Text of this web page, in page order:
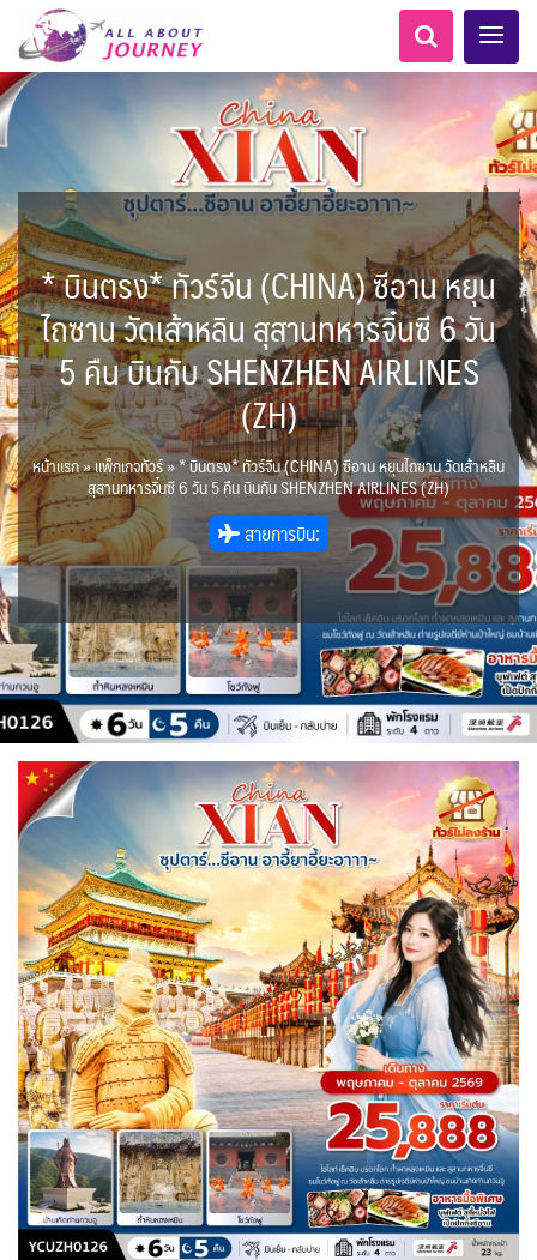
เอเชียกลาง 6 LKA ศรีลังกา 0
AFG อัฟกานิสถาน 0
LKA ศรีลังกา + BGD บังคลา
ศ
0
BTN ภูฏาน 2
BRN บรูไน 0
KHM กัมพูชา 0 จีน 282
HKG ฮ่องกง - มาเก๊า 10 IND อินเดีย 21
IDN อินโดนีเซีย IRN อิหร่าน 0
IRQ อิรัก 0 ISR อิสราเอล 0
JPN ญี่ปุ่น 71 JOR จอร์แดน 4
KAZ คาซัคสถาน 19 KGZ คีร์กีซสถาน 4
KORS เกาหลีใต้ 2 LAO ลาว 0
LBN เลบานอน 0 MYS มาเลเซีย 0
MDV มัลดีฟส์ 0 MNG มองโกเลีย 2
MMR เมียนมาร์ 5 NPL เนปาล 0
OMN โอมาน PAK ปากีสถาน 8
PHL ฟิลิปปินส์ 1 SAU ซาอุดิอาระเบีย 1
SGP สิงคโปร์ 4
SYR ซีเรีย 0 TWN ไต้หวัน 9
TJK ทาจิกิสถาน 1 TKM เติร์กเมนิสถาน 1
ARE ดูไบ, UAE 0 UZB อุซเบกิสถาน 4
ตะวันออกกลาง 0 YEM เยเมน 0
VNM เวียดนาม 31
จอร์แดน - อียิปต์ 4
MNE มอนเตเนโกร 1 แอลเบเนีย - Albania 0
Balkan บอลข่าน 1
สวิตเซอร์แลนด์ เยอรมนี
ฝรั่งเศส
1
ล่าแสงเหนือ-ใต้ 11 Baltic บอลติก 4
ยุโรปตะวันออก 12 ยุโรปราคาถูก
ออสเตรีย - Austria 3
AZE อาเซอร์ไบจาน BIH บอสเนีย & เฮอร์เซโกวีนา
1
BLR เบลารุส 0 BEL เบลเยี่ยม 0
HRV โครเอเชีย 3 CYP ไซปรัส 0
CZE เช็ก 0
DNK เดนมาร์ก 2 FIN ฟินแลนด์ 3
FRO หมู่เกาะแฟโร 2 FRA ฝรั่งเศส 1
GEO จอร์เจีย DEU เยอรมนี
GRC กรีซ GRL กรีนแลนด์ 3
ISL ไอซ์แลนด์
ITA อิตาลี 9 MDA มอลโดวา 0
MLT มอลต้า 1
NLD เนเธอร์แลนด์ 0 NOR นอร์เวย์ 3
POL โปแลนด์ 3 PRT โปรตุเกส 3
RUS รัสเซีย 3 สแกนดิเนเวีย 7
ESP สเปน 4
SVN สโลวิเนีย 2 CHE สวิตเซอร์แลนด์ 8
TUR ตุรเคีย 13 UKR ยูเครน 0
UK อังกฤษ+สหราชอาณาจักร
8
เบลเยี่ยม เนเธอร์แลนด์ ลักเซม บัลแกเรีย โรมาเนีย 2
อเมริกากลาง 1 อเมริกาใต้ 8
ARG อาร์เจนตินา 3 CAN แคนาดา 3
CUB คิวบา 0 CHL ชิลี 3
ECU เอกวาดอร์ 0 PER เปรู 2
USA สหรัฐอเมริกา 6 บราซิล เปรู
เม็กซิโก คิวบา 1 อเมริกา แคนาดา 1
ทัวร์ ล่องเรือสำราญยุโรป 5 ทัวร์ ล่องเรือสำราญอลาสก้า
ทัวร์ ล่องเรือสำราญอเมริกา
1
ทัวร์ ล่องเรือสำราญเอเชีย
ทัวร์ ล่องเรือสำราญประเท
ศอื่นๆ
5
ขั้วโลกเหนือ 3 แอฟริกาใต้ - South Africa
3
ตูนีเซีย - Tunisia 1 ไมโครนีเซีย - Micronesia
ขั้วโลกใต้ 2
เกาะโบราโบร่า - Bora Bora
0
โมร็อคโค - Morocco
แทนซาเนีย - Tanzania 2
เคนย่า - Kenya 2 นามิเบีย - Namibia 1
นิวซีแลนด์ - New Zealand
11
แอลจีเรีย - Algeria 0 ออสเตรเลีย - Australia 18
ทัวร์ อันซีน ประเทศแปลก 32 ลิเบีย - Libya 1
บราซิล - Brazil 0
เอธิโอเปีย - Ethiopia 0 อียิปต์ - Egypt 10
ล่องเรือดินเนอร์ วันวาเลนไทน์
22
ล่องเรือดินเนอร์วันลอยกระทง
18
ล่องเรือดินเนอร์วันปีใหม่ 19 เรือรอบกลางวัน กทม.
ล่องเรือดินเนอร์แม่น้ำ
าพระยา
34
ล่องเรือโปรแกรมอยุธยา 9
ล่องเรือ รอบ Sunset 14
ล่องเรือเหมาลำ / เหมาชั้น /
อยอร์ช / Speed Boat ส่วนตัวทั่ว
ะเทศ
255
เรือยอร์ช / Speed Boat ฯลฯ
บ Join ทั่วประเทศ
72
ตั๋วสวนสนุก 0 บุฟเฟต์โรงแรม/ร้านอาหาร 2
บุฟเฟต์ใบหยก 7 ไทยบัสฟู้ดทัวร์ 1
ตั๋วเรือ Hop-on Hop-off 0
โปรแกรมทัวร์ทั่วไทย 0 แต่งชุดไทยถ่ายรูปวัดอรุณฯ
1
พิเศษ! ล่องเรือเทศกาลชมพลุ
ยา
1
ห้องพักราคาพิเศษ 3
ข่าวที่น่าสนใจ
ความรู้ทั่วไป
สถานที่ท่องเที่ยว
* บินตรง* ทัวร์จีน (CHINA) ซีอาน หยุน
ไถซาน วัดเส้าหลิน สุสานทหารจิ๋นซี 6 วัน
5 คืน บินกับ SHENZHEN AIRLINES
(ZH)
หน้าแรก»แพ็กเกจทัวร์»* บินตรง* ทัวร์จีน (CHINA) ซีอาน หยุนไถซาน วัดเส้าหลิน
สุสานทหารจิ๋นซี 6 วัน 5 คืน บินกับ SHENZHEN AIRLINES (ZH)
สายการบิน: